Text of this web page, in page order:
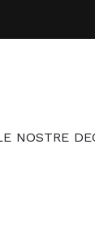
NOSTRE